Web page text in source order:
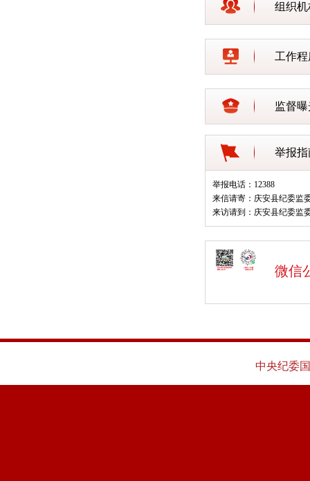
组织机
工作
监督
举报指
举报电话：12388
来信请寄：庆安县纪委监
来访请到：庆安县纪委监
微信
中央纪委